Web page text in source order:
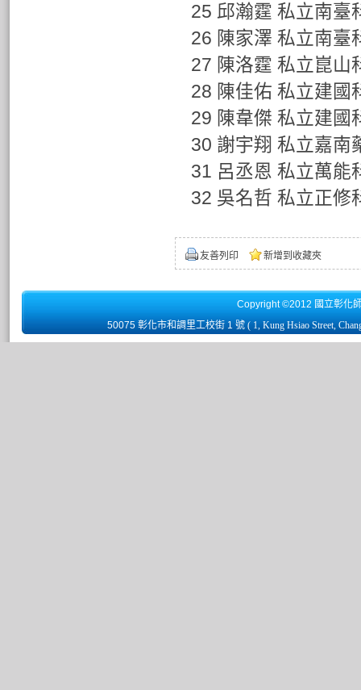
25 邱瀚霆 私立南臺
26 陳家澤 私立南臺
27 陳洛霆 私立崑山
28 陳佳佑 私立建國
29 陳韋傑 私立建國
30 謝宇翔 私立嘉南
31 呂丞恩 私立萬能
32 吳名哲 私立正修
友善列印 新增到收藏夾
Copyright ©2012 國立彰化
50075 彰化市和調里工校街 1 號 ( 1, Kung Hsiao Street,